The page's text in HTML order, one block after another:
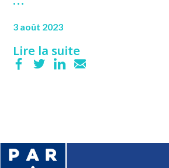
3 août 2023
Lire la suite